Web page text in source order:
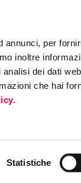
per
inoltre
dei dati
che hai
Statistiche